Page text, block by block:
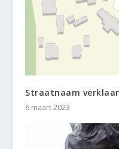
Straatnaam
6 maart 2023